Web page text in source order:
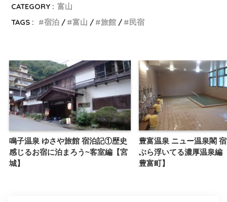
CATEGORY : 富山
TAGS :
宿泊 富山 旅館 民宿
鳴子温泉 ゆさや旅館 宿泊記①歴史
感じるお宿に泊まろう~客室編【宮
城】
豊富温泉 ニュー温泉閣
ぶら浮いてる濃厚温泉編
豊富町】